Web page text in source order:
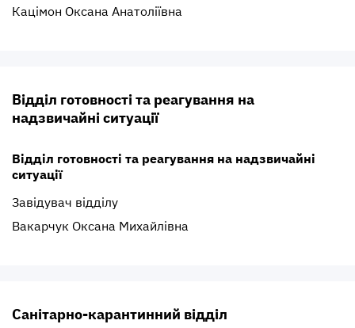
Кацімон Оксана Анатоліївна
Відділ готовності та реагування на
надзвичайні ситуації
Відділ готовності та реагування на надзвичайні
ситуації
Завідувач відділу
Вакарчук Оксана Михайлівна
Санітарно-карантинний відділ